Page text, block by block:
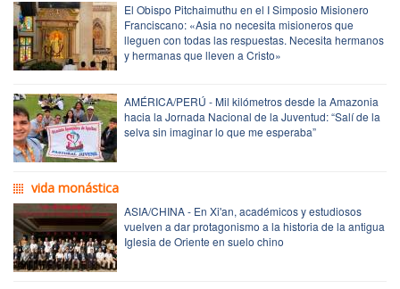
El Obispo Pitchaimuthu en el I Simposio Misionero
Franciscano: «Asia no necesita misioneros que
lleguen con todas las respuestas. Necesita hermanos
y hermanas que lleven a Cristo»
AMÉRICA/PERÚ - Mil kilómetros desde la Amazonia
hacia la Jornada Nacional de la Juventud: “Salí de la
selva sin imaginar lo que me esperaba”
vida monástica
ASIA/CHINA - En Xi'an, académicos y estudiosos
vuelven a dar protagonismo a la historia de la antigua
Iglesia de Oriente en suelo chino